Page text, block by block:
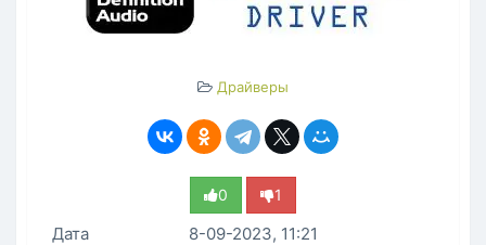
Драйверы
0 1
Дата
8-09-2023, 11:21